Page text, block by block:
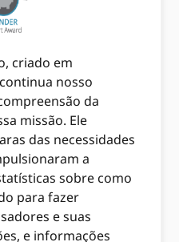
criado em
nosso
da
missão. Ele
das necessidades
a
sobre como
para fazer
e suas
e informações